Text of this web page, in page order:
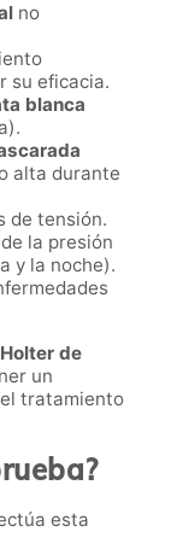
no
su eficacia.
blanca
alta durante
de tensión.
la presión
y la noche).
de
un
tratamiento
esta